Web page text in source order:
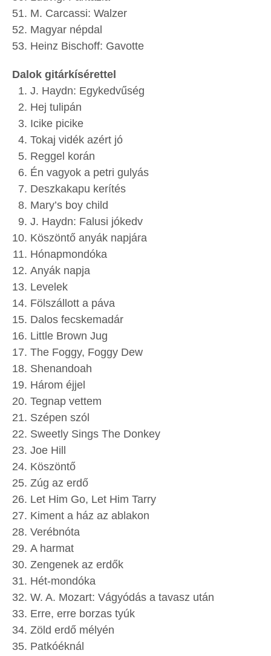
M. Carcassi: Walzer
Magyar népdal
Heinz Bischoff: Gavotte
Dalok gitárkísérettel
J. Haydn: Egykedvűség
Hej tulipán
Icike picike
Tokaj vidék azért jó
Reggel korán
Én vagyok a petri gulyás
Deszkakapu kerítés
Mary’s boy child
J. Haydn: Falusi jókedv
Köszöntő anyák napjára
Hónapmondóka
Anyák napja
Levelek
Fölszállott a páva
Dalos fecskemadár
Little Brown Jug
The Foggy, Foggy Dew
Shenandoah
Három éjjel
Tegnap vettem
Szépen szól
Sweetly Sings The Donkey
Joe Hill
Köszöntő
Zúg az erdő
Let Him Go, Let Him Tarry
Kiment a ház az ablakon
Verébnóta
A harmat
Zengenek az erdők
Hét-mondóka
W. A. Mozart: Vágyódás a tavasz után
Erre, erre borzas tyúk
Zöld erdő mélyén
Patkóéknál